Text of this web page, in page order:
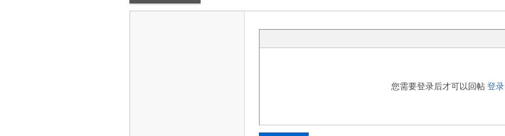
您需要登录后才可以回帖 登录